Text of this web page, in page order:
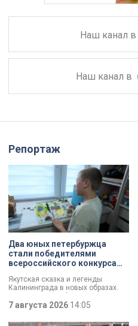
Наш канал в
Наш канал в
Репортаж
Два юных петербуржца
стали победителями
всероссийского конкурса
Якутская сказка и легенды
Калининграда в новых образах.
победителями всероссийского
Россия». Их работы с
7 августа 2026 14:05